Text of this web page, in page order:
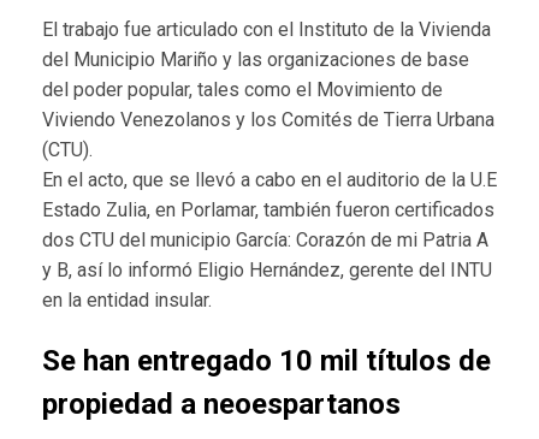
El trabajo fue articulado con el Instituto de la Vivienda
del Municipio Mariño y las organizaciones de base
del poder popular, tales como el Movimiento de
Viviendo Venezolanos y los Comités de Tierra Urbana
(CTU).
En el acto, que se llevó a cabo en el auditorio de la U.E
Estado Zulia, en Porlamar, también fueron certificados
dos CTU del municipio García: Corazón de mi Patria A
y B, así lo informó Eligio Hernández, gerente del INTU
en la entidad insular.
Se han entregado 10 mil títulos de
propiedad a neoespartanos